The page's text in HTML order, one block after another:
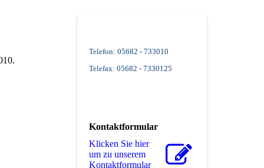
Telefon: 05682 - 733010
Telefax: 05682 - 7330125
Kontaktformular
Klicken Sie hier
um zu unserem
Kon­takt­for­mu­lar